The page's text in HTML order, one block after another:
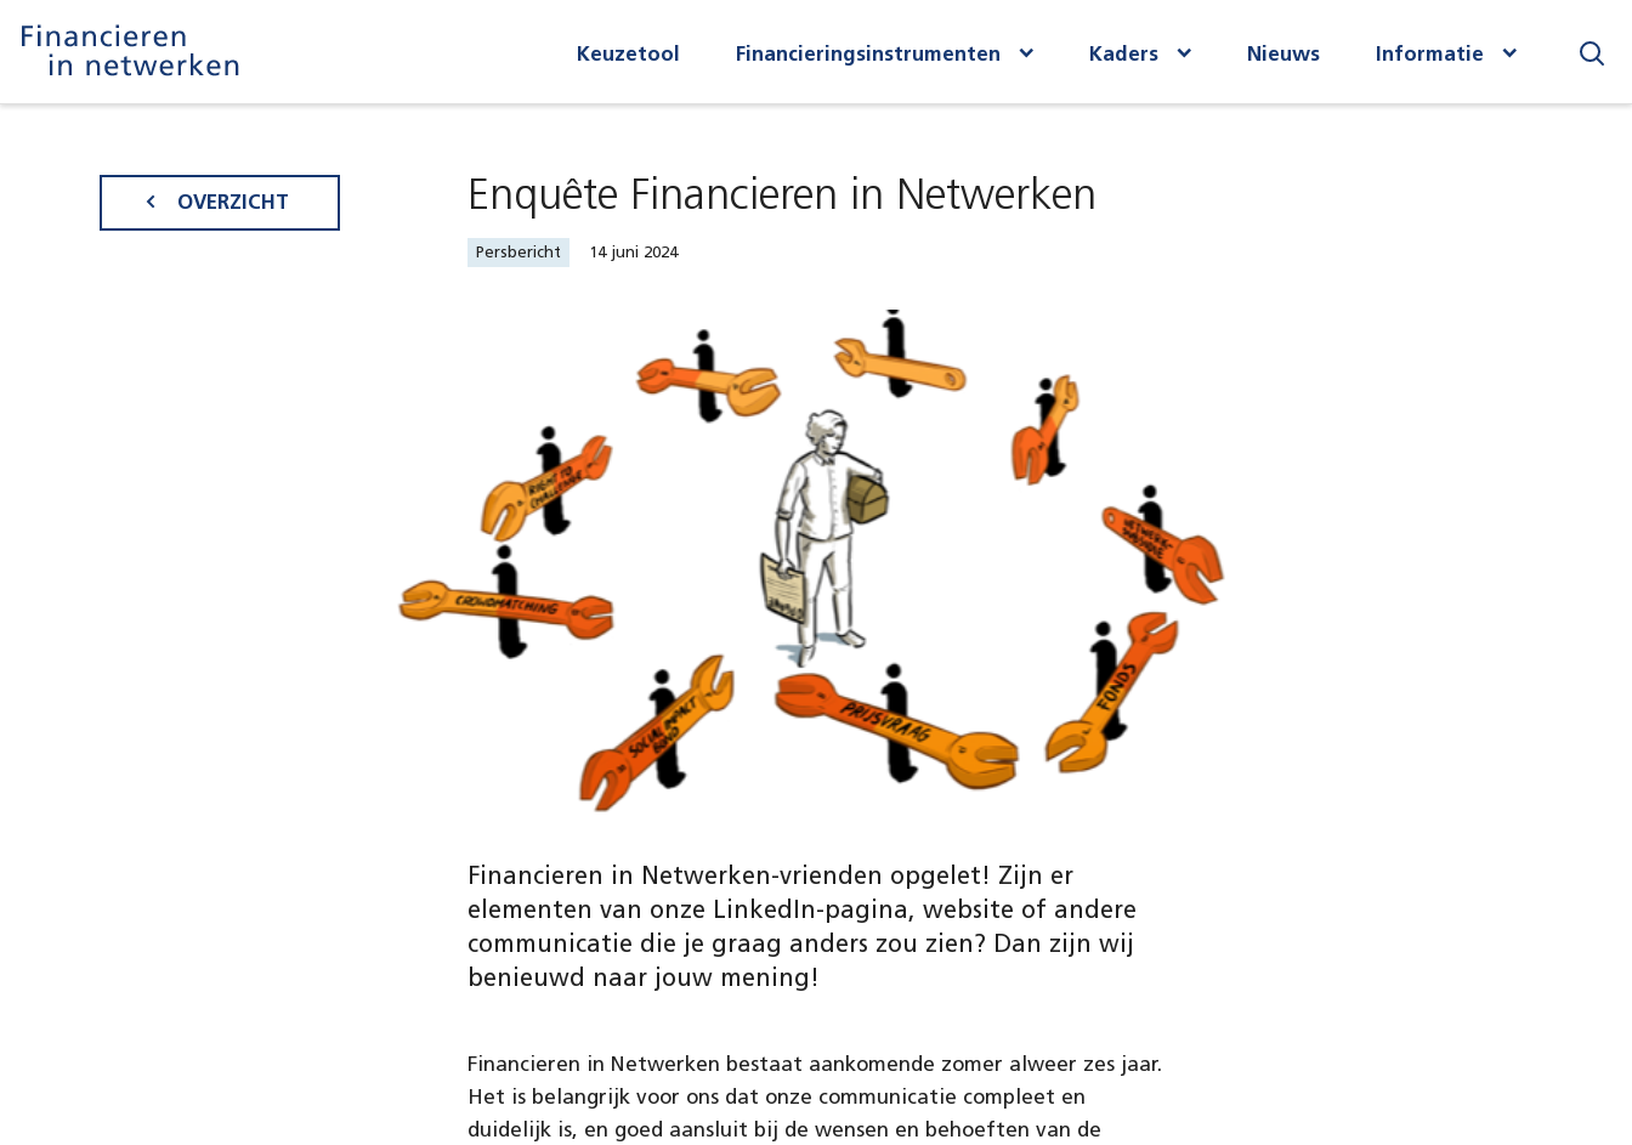
Keuzetool Financieringsinstrumenten Kaders Nieuws Informatie
ZOEKEN
OVERZICHT Enquête Financieren in Netwerken
Persbericht 14 juni 2024
Financieren in Netwerken-vrienden opgelet! Zijn er
elementen van onze LinkedIn-pagina, website of andere
communicatie die je graag anders zou zien? Dan zijn wij
benieuwd naar jouw mening!
Financieren in Netwerken bestaat aankomende zomer alweer zes jaar.
Het is belangrijk voor ons dat onze communicatie compleet en
duidelijk is, en goed aansluit bij de wensen en behoeften van de